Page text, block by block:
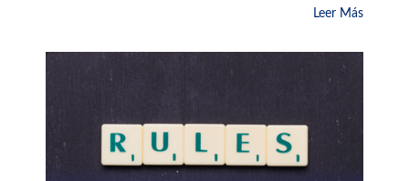
Leer Más